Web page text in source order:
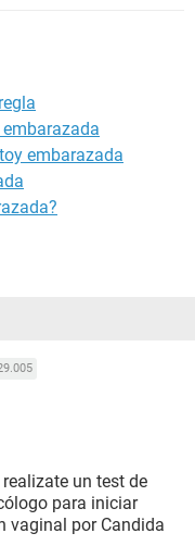
embarazada
un test de
para iniciar
vaginal por Candida